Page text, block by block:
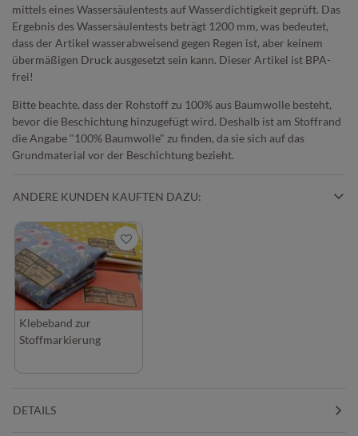
mittels eines Wassersäulentests auf Wasserdichtigkeit geprüft. Das
Ergebnis des Wassersäulentests beträgt 1200 mm, was bedeutet,
dass der Artikel wasserabweisend gegen Regen ist, aber keinem
übermäßigen Druck ausgesetzt sein kann. Dieser Artikel ist BPA-
frei!
Bitte beachte, dass der Rohstoff zu 100% aus Baumwolle besteht,
bevor die Beschichtung hinzugefügt wird. Deshalb ist am Stoffrand
die Angabe "100% Baumwolle" zu finden, da sie sich auf das
Grundmaterial vor der Beschichtung bezieht.
ANDERE KUNDEN KAUFTEN DAZU:
Klebeband zur
Stoffmarkierung
DETAILS